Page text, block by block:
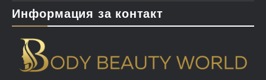
Информация за контакт